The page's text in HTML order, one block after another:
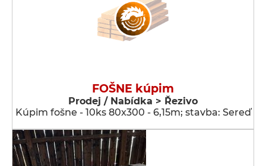
FOŠNE kúpim
Prodej / Nabídka > Řezivo
Kúpim fošne - 10ks 80x300 - 6,15m; stavba: Sereď